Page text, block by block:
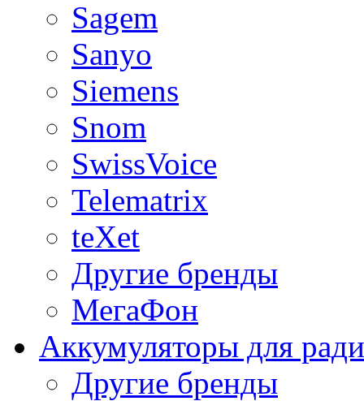
Sagem
Sanyo
Siemens
Snom
SwissVoice
Telematrix
teXet
Другие бренды
МегаФон
Аккумуляторы для
Другие бренды